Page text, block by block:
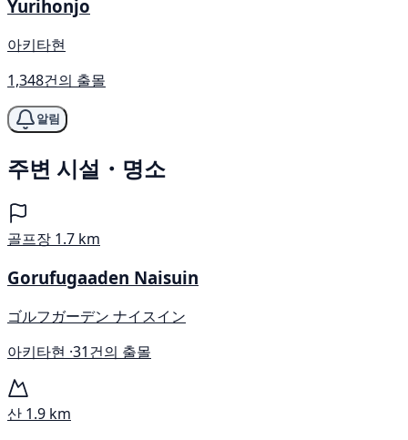
Yurihonjo
아키타현
1,348건의 출몰
알림
주변 시설・명소
골프장 1.7 km
Gorufugaaden Naisuin
ゴルフガーデン ナイスイン
아키타현 ·31건의 출몰
산 1.9 km